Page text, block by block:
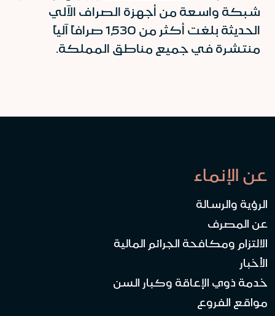
شبكة واسعة من أجهزة الصراف الآلي
الحديثة بلغت أكثر من 1,530 صرافاً آلياً
منتشرة في جميع مناطق المملكة.
عن الإنماء
الرؤية والرسالة
عن المصرف
الالتزام ومكافحة الجرائم المالية
الأخبار
خدمة ذوي الإعاقة وكبار السن
مواقع الفروع